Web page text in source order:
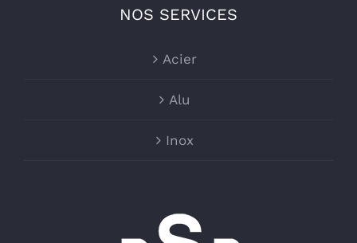
NOS SERVICES
Acier
Alu
Inox